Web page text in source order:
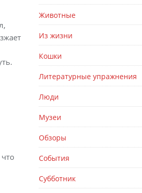
Животные
Из жизни
Кошки
Литературные упражнения
Люди
Музеи
Обзоры
События
Субботник